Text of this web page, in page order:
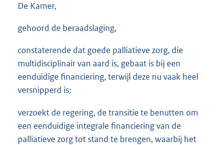
De Kamer,
gehoord de beraadslaging,
constaterende dat goede palliatieve zorg, die
multidisciplinair van aard is, gebaat is bij een
eenduidige financiering, terwijl deze nu vaak heel
versnipperd is;
verzoekt de regering, de transitie te benutten om
een eenduidige integrale financiering van de
palliatieve zorg tot stand te brengen, waarbij het